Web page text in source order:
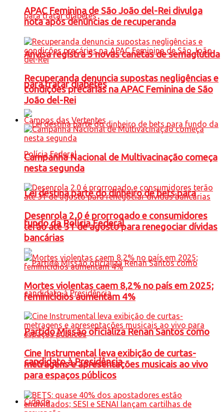
Anvisa registra 5 novas canetas de semaglutida
para tratar diabetes
Lei destina parte do dinheiro de bets para
fundo da Polícia Federal
Partido Missão oficializa Renan Santos como
candidato à Presidência
Cidade
APAC Feminina de São João del-Rei divulga
nota após denúncias de recuperanda
Recuperanda denuncia supostas negligências e
condições precárias na APAC Feminina de São
João del-Rei
Campos das Vertentes
Campanha Nacional de Multivacinação começa
nesta segunda
Desenrola 2.0 é prorrogado e consumidores
terão até 31 de agosto para renegociar dívidas
bancárias
Mortes violentas caem 8,2% no país em 2025;
feminicídios aumentam 4%
Cine Instrumental leva exibição de curtas-
metragens e apresentações musicais ao vivo
para espaços públicos